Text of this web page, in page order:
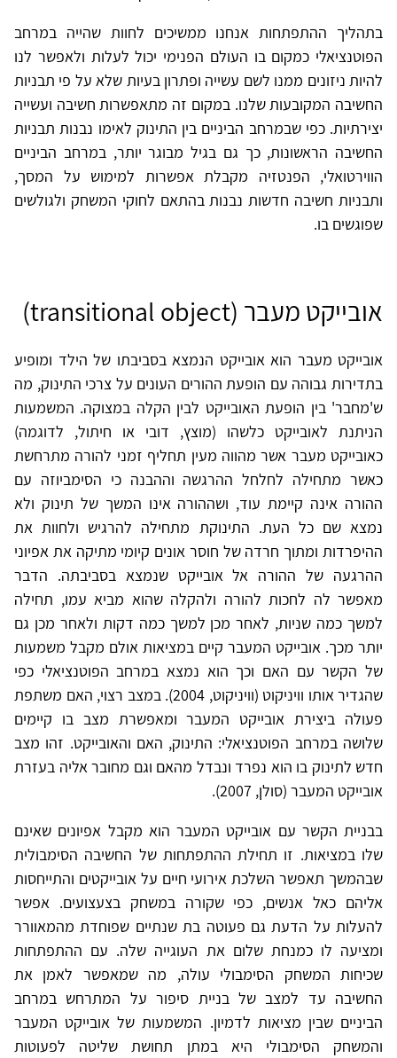
בתהליך ההתפתחות אנחנו ממשיכים לחוות שהייה במרחב
הפוטנציאלי כמקום בו העולם הפנימי יכול לעלות ולאפשר לנו
להיות ניזונים ממנו לשם עשייה ופתרון בעיות שלא על פי תבניות
החשיבה המקובעות שלנו. במקום זה מתאפשרות חשיבה ועשייה
יצירתיות. כפי שבמרחב הביניים בין התינוק לאימו נבנות תבניות
החשיבה הראשונות, כך גם בגיל מבוגר יותר, במרחב הביניים
הווירטואלי, הפנטזיה מקבלת אפשרות למימוש על המסך,
ותבניות חשיבה חדשות נבנות בהתאם לחוקי המשחק ולגולשים
שפוגשים בו.
אובייקט מעבר (transitional object)
אובייקט מעבר הוא אובייקט הנמצא בסביבתו של הילד ומופיע
בתדירות גבוהה עם הופעת ההורים העונים על צרכי התינוק, מה
ש'מחבר' בין הופעת האובייקט לבין הקלה במצוקה. המשמעות
הניתנת לאובייקט כלשהו (מוצץ, דובי או חיתול, לדוגמה)
כאובייקט מעבר אשר מהווה מעין תחליף זמני להורה מתרחשת
כאשר מתחילה לחלחל ההרגשה וההבנה כי הסימביוזה עם
ההורה אינה קיימת עוד, ושההורה אינו המשך של תינוק ולא
נמצא שם כל העת. התינוקת מתחילה להרגיש ולחוות את
ההיפרדות ומתוך חרדה של חוסר אונים קיומי מתיקה את אפיוני
ההרגעה של ההורה אל אובייקט שנמצא בסביבתה. הדבר
מאפשר לה לחכות להורה ולהקלה שהוא מביא עמו, תחילה
למשך כמה שניות, לאחר מכן למשך כמה דקות ולאחר מכן גם
יותר מכך. אובייקט המעבר קיים במציאות אולם מקבל משמעות
של הקשר עם האם וכך הוא נמצא במרחב הפוטנציאלי כפי
שהגדיר אותו וויניקוט (וויניקוט, 2004). במצב רצוי, האם משתפת
פעולה ביצירת אובייקט המעבר ומאפשרת מצב בו קיימים
שלושה במרחב הפוטנציאלי: התינוק, האם והאובייקט. זהו מצב
חדש לתינוק בו הוא נפרד ונבדל מהאם וגם מחובר אליה בעזרת
אובייקט המעבר (סולן, 2007).
בבניית הקשר עם אובייקט המעבר הוא מקבל אפיונים שאינם
שלו במציאות. זו תחילת ההתפתחות של החשיבה הסימבולית
שבהמשך תאפשר השלכת אירועי חיים על אובייקטים והתייחסות
אליהם כאל אנשים, כפי שקורה במשחק בצעצועים. אפשר
להעלות על הדעת גם פעוטה בת שנתיים שפוחדת מהמאוורר
ומציעה לו כמנחת שלום את העוגייה שלה. עם ההתפתחות
שכיחות המשחק הסימבולי עולה, מה שמאפשר לאמן את
החשיבה עד למצב של בניית סיפור על המתרחש במרחב
הביניים שבין מציאות לדמיון. המשמעות של אובייקט המעבר
והמשחק הסימבולי היא במתן תחושת שליטה לפעוטות